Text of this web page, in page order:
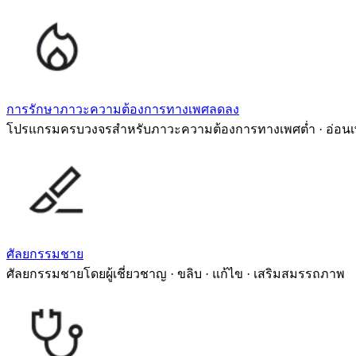
การรักษาภาวะความต้องการทางเพศลดลง
โปรแกรมครบวงจรสำหรับภาวะความต้องการทางเพศต่ำ · อ่อน
ศัลยกรรมชาย
ศัลยกรรมชายโดยผู้เชี่ยวชาญ · ขลิบ · แก้ไข · เสริมสมรรถภาพ